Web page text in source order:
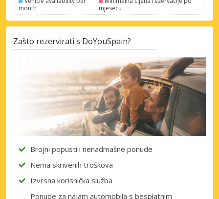
month
mjesecu
Zašto rezervirati s DoYouSpain?
Brojni popusti i nenadmašne ponude
Nema skrivenih troškova
Izvrsna korisnička služba
Ponude za najam automobila s besplatnim